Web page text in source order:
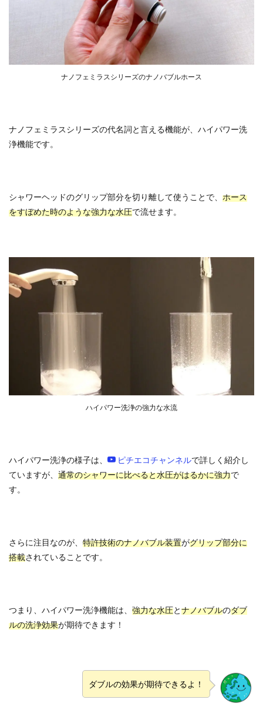
ナノフェミラスシリーズのナノバブルホース
ナノフェミラスシリーズの代名詞と言える機能が、ハイパワー洗
浄機能です。
シャワーヘッドのグリップ部分を切り離して使うことで、 ホース
をすぼめた時のような強力な水圧で流せます。
ハイパワー洗浄の強力な水流
ハイパワー洗浄の様子は、 ピチエコチャンネルで詳しく紹介し
ていますが、 通常のシャワーに比べると水圧がはるかに強力で
す。
さらに注目なのが、 特許技術のナノバブル装置がグリップ部分に
搭載されていることです。
つまり、ハイパワー洗浄機能は、 強力な水圧とナノバブルのダブ
ルの洗浄効果が期待できます！
ダブルの効果が期待できるよ！